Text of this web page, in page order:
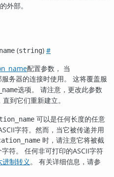
的外部。
(string) #
配置参数， 当
务器的连接时使用。 这将覆盖服
选项。 请注意，更改此参数
到它们重新建立。
可以是任何长度的任意
字符。然而，当它被传递并用
时，请注意它将被截
字符。 任何非可打印的ASCII字符
进制转义 。 有关详细信息，请参